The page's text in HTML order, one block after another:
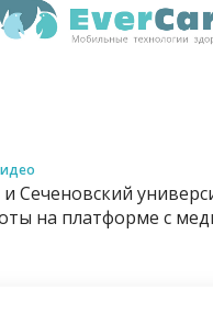
и Сеченовский
на платформе с